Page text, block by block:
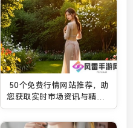
50个免费行情网站推荐，助
您获取实时市场资讯与精准
数据